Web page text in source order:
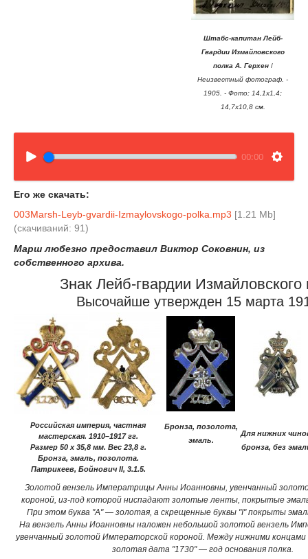
Штабс-капитан Лейб-
Гвардии Измайловского
полка А. Герхен/
Неизвестный фотограф. -
1905. - Фото; 14,1х1,4;
14,7х10,8 см.
00:00
Его же скачать:
003Marsh-Leyb-gvardii-Izmaylovskogo-polka.mp3 [1.21 Mb]
(cкачиваний: 91)
Марш любезно предоставил Виктор Соковнин, из
собственного архива.
Знак Лейб-гвардии Измайловского
Высочайше утвержден 15 марта
Российская империя, частная
мастерская. 1910–1917 гг.
Размер 50 х 35,8 мм. Вес 23,8 г.
Бронза, эмаль, позолота.
Патрикеев, Бойнович II, 3.1.5.
Бронза, позолота,
эмаль.
Для нижних
бронза, без
Золотой вензель Императрицы Анны Иоанновны, увенчанный
короной, из-под которой ниспадают золотые ленты, покрытые
При этом буква "А" — золотая, а скрещенные буквы "I" покрыты
На вензель Анны Иоанновны наложен небольшой золотой вензель
увенчанный золотой Императорской короной. Между нижними концами
золотая дата "1730" — год основания полка.